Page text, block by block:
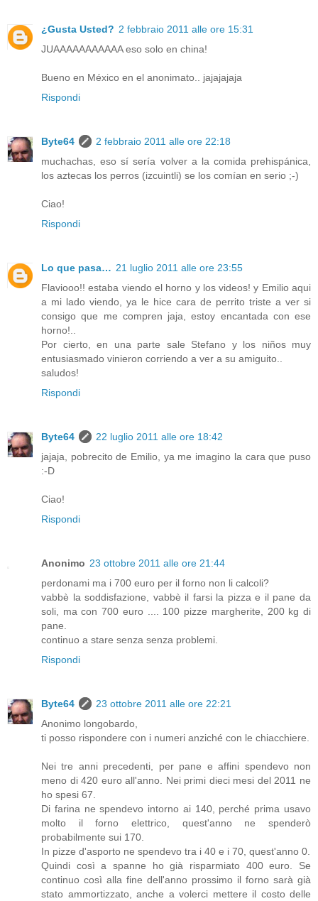
¿Gusta Usted? 2 febbraio 2011 alle ore 15:31
JUAAAAAAAAAAA eso solo en china!
Bueno en México en el anonimato.. jajajajaja
Rispondi
Byte64
2 febbraio 2011 alle ore 22:18
muchachas, eso sí sería volver a la comida prehispánica,
los aztecas los perros (izcuintli) se los comían en serio ;-)
Ciao!
Rispondi
Lo que pasa… 21 luglio 2011 alle ore 23:55
Flaviooo!! estaba viendo el horno y los videos! y Emilio aqui
a mi lado viendo, ya le hice cara de perrito triste a ver si
consigo que me compren jaja, estoy encantada con ese
horno!..
Por cierto, en una parte sale Stefano y los niños muy
entusiasmado vinieron corriendo a ver a su amiguito..
saludos!
Rispondi
Byte64
22 luglio 2011 alle ore 18:42
jajaja, pobrecito de Emilio, ya me imagino la cara que puso
:-D
Ciao!
Rispondi
Anonimo 23 ottobre 2011 alle ore 21:44
perdonami ma i 700 euro per il forno non li calcoli?
vabbè la soddisfazione, vabbè il farsi la pizza e il pane da
soli, ma con 700 euro .... 100 pizze margherite, 200 kg di
pane.
continuo a stare senza senza problemi.
Rispondi
Byte64
23 ottobre 2011 alle ore 22:21
Anonimo longobardo,
ti posso rispondere con i numeri anziché con le chiacchiere.
Nei tre anni precedenti, per pane e affini spendevo non
meno di 420 euro all'anno. Nei primi dieci mesi del 2011 ne
ho spesi 67.
Di farina ne spendevo intorno ai 140, perché prima usavo
molto il forno elettrico, quest'anno ne spenderò
probabilmente sui 170.
In pizze d'asporto ne spendevo tra i 40 e i 70, quest'anno 0.
Quindi così a spanne ho già risparmiato 400 euro. Se
continuo così alla fine dell'anno prossimo il forno sarà già
stato ammortizzato, anche a volerci mettere il costo delle